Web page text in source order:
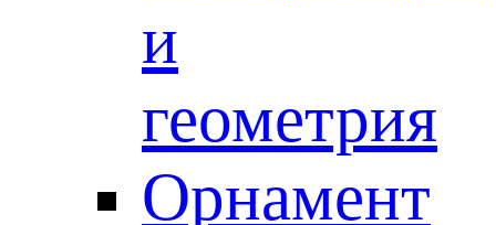
и
геометрия
Орнамент